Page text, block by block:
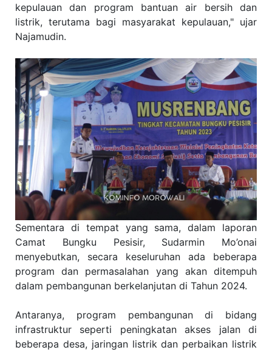
kepulauan dan program bantuan air bersih dan
listrik, terutama bagi masyarakat kepulauan," ujar
Najamudin.
Sementara di tempat yang sama, dalam laporan
Camat Bungku Pesisir, Sudarmin Mo’onai
menyebutkan, secara keseluruhan ada beberapa
program dan permasalahan yang akan ditempuh
dalam pembangunan berkelanjutan di Tahun 2024.
Antaranya, program pembangunan di bidang
infrastruktur seperti peningkatan akses jalan di
beberapa desa, jaringan listrik dan perbaikan listrik